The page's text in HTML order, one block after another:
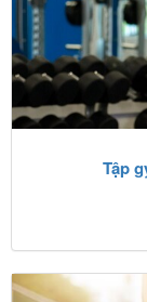
Tập